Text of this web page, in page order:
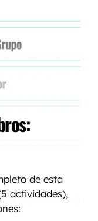
de esta
actividades),